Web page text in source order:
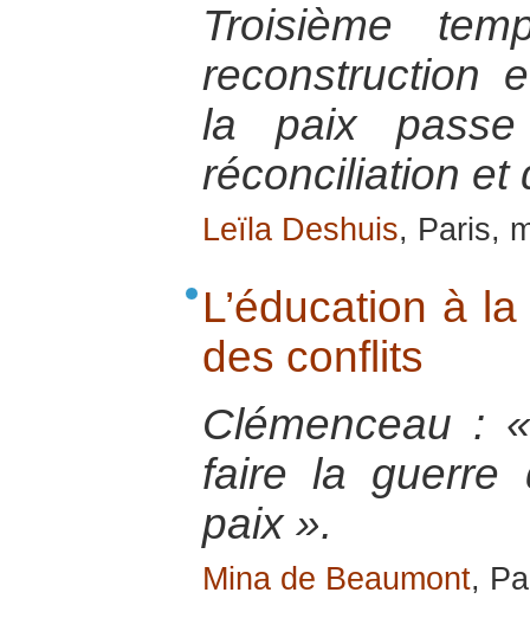
Troisième
reconstruction
la paix
réconciliation et
Leïla Deshuis, Paris,
L’éducation à
des conflits
Clémenceau :
faire la guerre
paix ».
Mina de Beaumont,